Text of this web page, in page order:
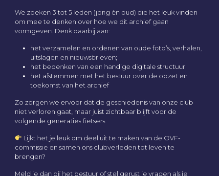
We zoeken 3 tot 5 leden (jong én oud) die het leuk vinden
om mee te denken over hoe we dit archief gaan
vormgeven. Denk daarbij aan:
het verzamelen en ordenen van oude foto’s, verhalen,
uitslagen en nieuwsbrieven;
het bedenken van een handige digitale structuur
het afstemmen met het bestuur over de opzet en
toekomst van het archief
Zo zorgen we ervoor dat de geschiedenis van onze club
niet verloren gaat, maar juist zichtbaar blijft voor de
volgende generaties fietsers.
Lijkt het je leuk om deel uit te maken van de OVF-
commissie en samen ons clubverleden tot leven te
brengen?
Meld je dan bij het bestuur of stel gerust je vragen als je